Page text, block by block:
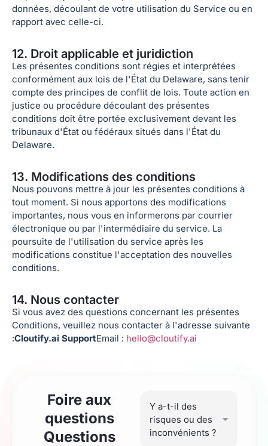
données, découlant de votre utilisation du Service ou en
rapport avec celle-ci.
12. Droit applicable et juridiction
Les présentes conditions sont régies et interprétées
conformément aux lois de l'État du Delaware, sans tenir
compte des principes de conflit de lois. Toute action en
justice ou procédure découlant des présentes
conditions doit être portée exclusivement devant les
tribunaux d'État ou fédéraux situés dans l'État du
Delaware.
13. Modifications des conditions
Nous pouvons mettre à jour les présentes conditions à
tout moment. Si nous apportons des modifications
importantes, nous vous en informerons par courrier
électronique ou par l'intermédiaire du service. La
poursuite de l'utilisation du service après les
modifications constitue l'acceptation des nouvelles
conditions.
14. Nous contacter
Si vous avez des questions concernant les présentes
Conditions, veuillez nous contacter à l'adresse suivante
:Cloutify.ai SupportEmail : hello@cloutify.ai
Foire aux
questions
Questions
Y a-t-il des
risques ou des
inconvénients ?